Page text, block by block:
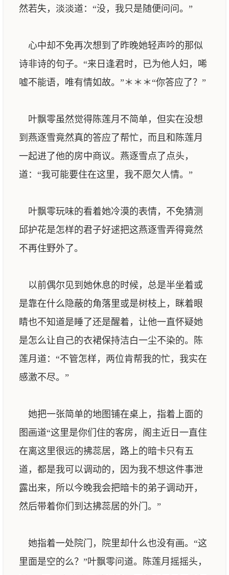
然若失，淡淡道：“没，我只是随便问问。”
心中却不免再次想到了昨晚她轻声吟的那似
诗非诗的句子。“来日逢君时，已为他人妇，唏
嘘不能语，唯有情如故。”＊＊＊“你答应了？”
叶飘零虽然觉得陈莲月不简单，但实在没想
到燕逐雪竟然真的答应了帮忙，而且和陈莲月
一起进了他的房中商议。燕逐雪点了点头，
道：“我可能要住在这里，我不愿欠人情。”
叶飘零玩味的看着她冷漠的表情，不免猜测
邱护花是怎样的君子好逑把这燕逐雪弄得竟然
不再住野外了。
以前偶尔见到她休息的时候，总是半坐着或
是靠在什么隐蔽的角落里或是树枝上，眯着眼
睛也不知道是睡了还是醒着，让他一直怀疑她
是怎么让自己的衣裙保持洁白一尘不染的。陈
莲月道：“不管怎样，两位肯帮我的忙，我实在
感激不尽。”
她把一张简单的地图铺在桌上，指着上面的
图画道“这里是你们住的客房，阁主近日一直住
在离这里很远的拂蕊居，路上的暗卡只有五
道，都是我可以调动的，因为我不想这件事泄
露出来，所以今晚我会把暗卡的弟子调动开，
然后带着你们到达拂蕊居的外门。”
她指着一处院门，院里却什么也没有画。“这
里面是空的么？”叶飘零问道。陈莲月摇摇头，